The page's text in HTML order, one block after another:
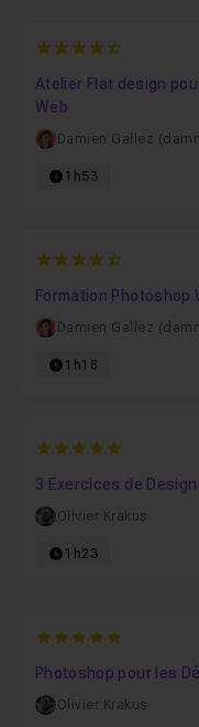
4.5294117647059
Atelier Flat design
Web
Damien Gallez
1h53
4.4333333333333
Formation Photoshop
Damien Gallez
1h18
5
3 Exercices de
Olivier Krakus
1h23
5
Photoshop pour les
Olivier Krakus